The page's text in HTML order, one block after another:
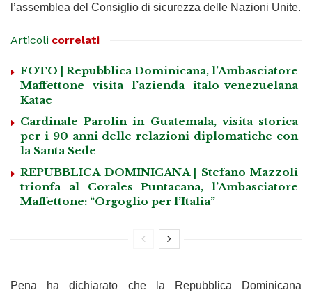
l’assemblea del Consiglio di sicurezza delle Nazioni Unite.
Articoli correlati
FOTO | Repubblica Dominicana, l’Ambasciatore
Maffettone visita l’azienda italo-venezuelana
Katae
Cardinale Parolin in Guatemala, visita storica
per i 90 anni delle relazioni diplomatiche con
la Santa Sede
REPUBBLICA DOMINICANA | Stefano Mazzoli
trionfa al Corales Puntacana, l’Ambasciatore
Maffettone: “Orgoglio per l’Italia”
Pena ha dichiarato che la Repubblica Dominicana